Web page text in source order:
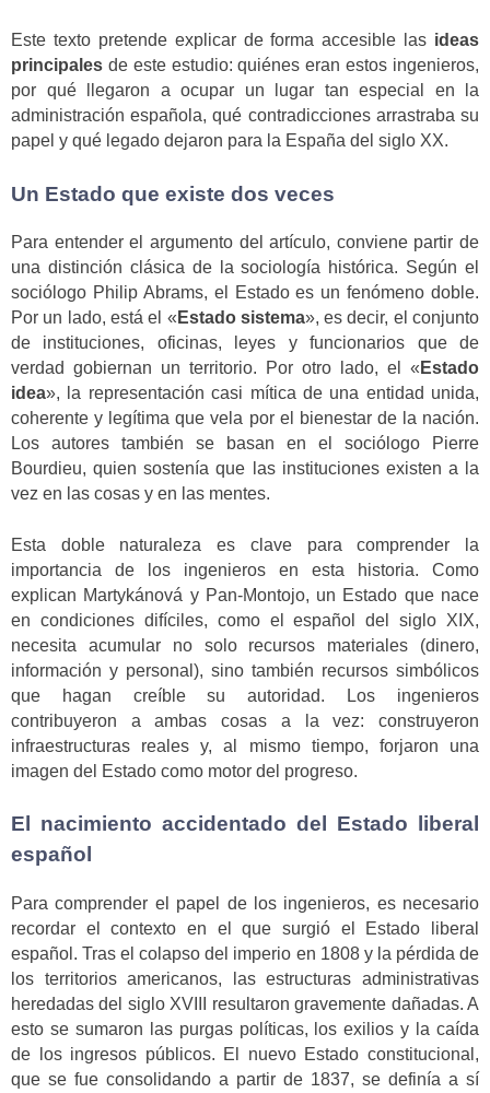
Este texto pretende explicar de forma accesible las ideas
principales de este estudio: quiénes eran estos ingenieros,
por qué llegaron a ocupar un lugar tan especial en la
administración española, qué contradicciones arrastraba su
papel y qué legado dejaron para la España del siglo XX.
Un Estado que existe dos veces
Para entender el argumento del artículo, conviene partir de
una distinción clásica de la sociología histórica. Según el
sociólogo Philip Abrams, el Estado es un fenómeno doble.
Por un lado, está el « Estado sistema», es decir, el conjunto
de instituciones, oficinas, leyes y funcionarios que de
verdad gobiernan un territorio. Por otro lado, el « Estado
idea», la representación casi mítica de una entidad unida,
coherente y legítima que vela por el bienestar de la nación.
Los autores también se basan en el sociólogo Pierre
Bourdieu, quien sostenía que las instituciones existen a la
vez en las cosas y en las mentes.
Esta doble naturaleza es clave para comprender la
importancia de los ingenieros en esta historia. Como
explican Martykánová y Pan-Montojo, un Estado que nace
en condiciones difíciles, como el español del siglo XIX,
necesita acumular no solo recursos materiales (dinero,
información y personal), sino también recursos simbólicos
que hagan creíble su autoridad. Los ingenieros
contribuyeron a ambas cosas a la vez: construyeron
infraestructuras reales y, al mismo tiempo, forjaron una
imagen del Estado como motor del progreso.
El nacimiento accidentado del Estado liberal
español
Para comprender el papel de los ingenieros, es necesario
recordar el contexto en el que surgió el Estado liberal
español. Tras el colapso del imperio en 1808 y la pérdida de
los territorios americanos, las estructuras administrativas
heredadas del siglo XVIII resultaron gravemente dañadas. A
esto se sumaron las purgas políticas, los exilios y la caída
de los ingresos públicos. El nuevo Estado constitucional,
que se fue consolidando a partir de 1837, se definía a sí